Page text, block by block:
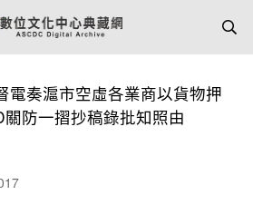
電奏滬市空虛各業商以貨物押
防一摺抄稿錄批知照由